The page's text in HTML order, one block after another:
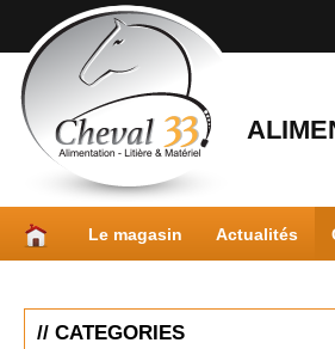
Le magasin Actualités
// CATEGORIES